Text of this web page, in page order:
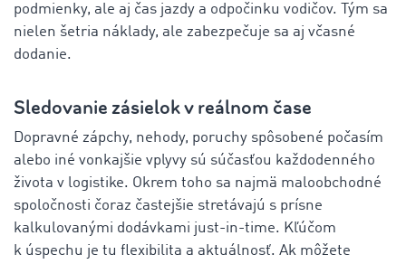
podmienky, ale aj čas jazdy a odpočinku vodičov. Tým sa
nielen šetria náklady, ale zabezpečuje sa aj včasné
dodanie.
Sledovanie zásielok v reálnom čase
Dopravné zápchy, nehody, poruchy spôsobené počasím
alebo iné vonkajšie vplyvy sú súčasťou každodenného
života v logistike. Okrem toho sa najmä maloobchodné
spoločnosti čoraz častejšie stretávajú s prísne
kalkulovanými dodávkami just-in-time. Kľúčom
k úspechu je tu flexibilita a aktuálnosť. Ak môžete